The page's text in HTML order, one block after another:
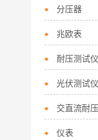
分压器
兆欧表
耐压测试仪
光伏测试仪
交直流耐压
仪表